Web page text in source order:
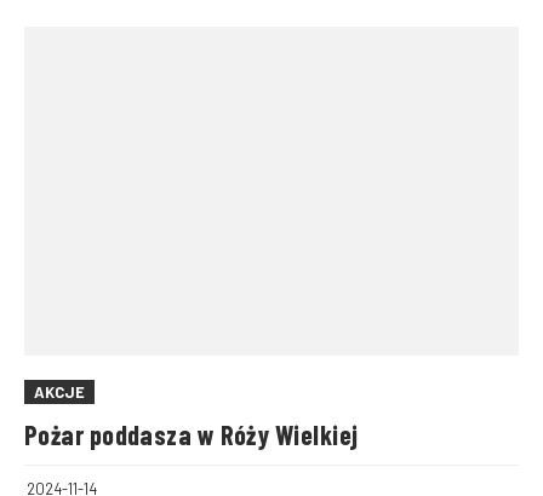
AKCJE
Pożar poddasza w Róży Wielkiej
2024-11-14